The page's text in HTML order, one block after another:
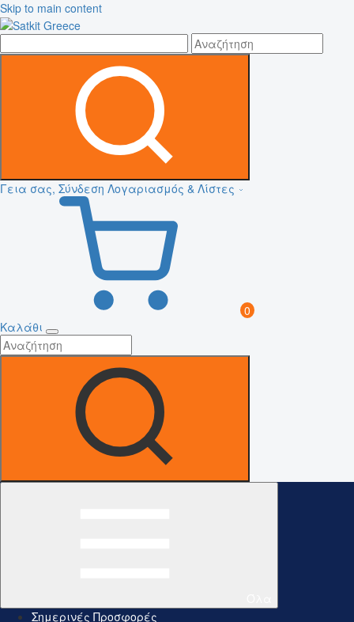
Skip to main content
Γεια σας, Σύνδεση Λογαριασμός & Λίστες
0
Καλάθι
Σημερινές Προσφορές